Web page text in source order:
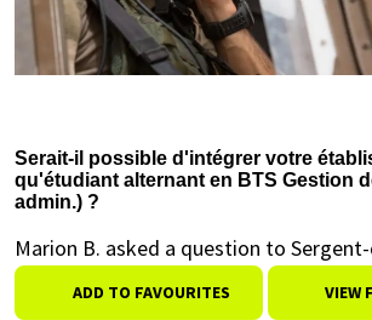
Serait-il possible d'intégrer votre
qu'étudiant alternant en BTS Gestion
admin.) ?
Marion B. asked a question to Sergent-
ADD TO FAVOURITES VIEW